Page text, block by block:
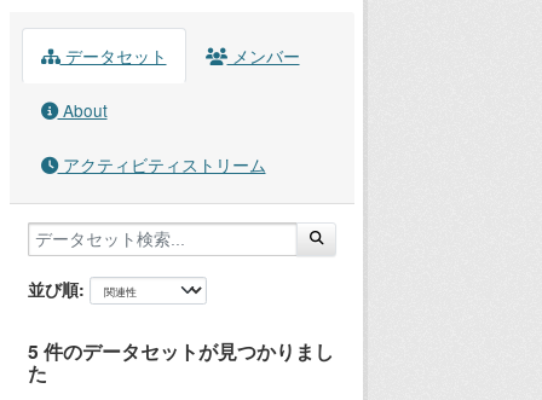
データセット メンバー
About
アクティビティストリーム
並び順
5 件のデータセットが見つかりまし
た